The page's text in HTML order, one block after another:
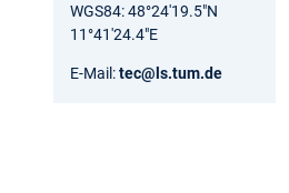
WGS84: 48°24'19.5"N
11°41'24.4"E
E-Mail:tec@ls.tum.de